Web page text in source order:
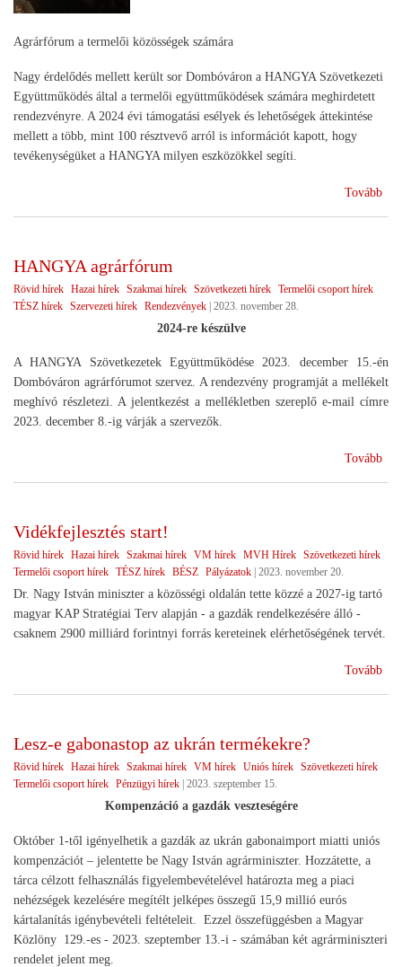
Agrárfórum a termelői közösségek számára
Nagy érdelődés mellett került sor Dombóváron a HANGYA Szövetkezeti
Együttműködés által a termelői együttműködések számára meghirdetett
rendezvényre. A 2024 évi támogatási esélyek és lehetőségek áttekintése
mellett a több, mint 100 résztvevő arról is információt kapott, hogy
tevékenységüket a HANGYA milyen eszközökkel segíti.
Tovább
HANGYA agrárfórum
Rövid hírek Hazai hírek Szakmai hírek Szövetkezeti hírek Termelői csoport hírek
TÉSZ hírek Szervezeti hírek Rendezvények | 2023. november 28.
2024-re készülve
A HANGYA Szövetkezetek Együttműködése 2023. december 15.-én
Dombóváron agrárfórumot szervez. A rendezvény programját a mellékelt
meghívó részletezi. A jelentkezést a mellékletben szereplő e-mail címre
2023. december 8.-ig várják a szervezők.
Tovább
Vidékfejlesztés start!
Rövid hírek Hazai hírek Szakmai hírek VM hírek MVH Hírek Szövetkezeti hírek
Termelői csoport hírek TÉSZ hírek BÉSZ Pályázatok 2023. november 20.
Dr. Nagy István miniszter a közösségi oldalán tette közzé a 2027-ig tartó
magyar KAP Stratégiai Terv alapján - a gazdák rendelkezésére álló -
csaknem 2900 milliárd forintnyi forrás kereteinek elérhetőségének tervét.
Tovább
Lesz-e gabonastop az ukrán termékekre?
Rövid hírek Hazai hírek Szakmai hírek VM hírek Uniós hírek Szövetkezeti hírek
Termelői csoport hírek Pénzügyi hírek 2023. szeptember 15.
Kompenzáció a gazdák veszteségére
Október 1-től igényelhetik a gazdák az ukrán gabonaimport miatti uniós
kompenzációt – jelentette be Nagy István agrárminiszter. Hozzátette, a
tárca célzott felhasználás figyelembevételével határozta meg a piaci
nehézségek kezelésére megítélt jelképes összegű 15,9 millió eurós
kártalanítás igénybevételi feltételeit. Ezzel összefüggésben a Magyar
Közlöny 129.-es - 2023. szeptember 13.-i - számában két agrárminiszteri
rendelet jelent meg.